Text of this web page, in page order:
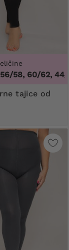
56, 58, 60, 62,
60/62,44/46,